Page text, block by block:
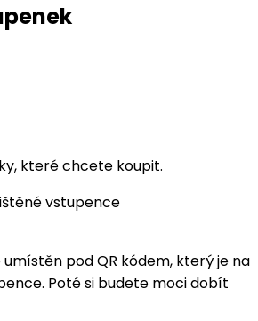
které chcete koupit.
vstupence
pod QR kódem, který je na
Poté si budete moci dobít